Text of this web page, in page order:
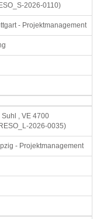
2026-0110)
- Projektmanagement
, VE 4700
2026-0035)
- Projektmanagement